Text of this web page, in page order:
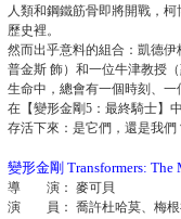
人類和鋼鐵筋骨即將開戰，
歷史裡。
然而出乎意料的組合：凱德
普金斯 飾）和一位牛津教授
生命中，總會有一個時刻、一
在【變形金剛5：最終騎士】
存活下來：是它們，還是我們
變形金剛 Transformers: The
導 演： 麥可貝
演 員： 喬許杜哈莫、梅根